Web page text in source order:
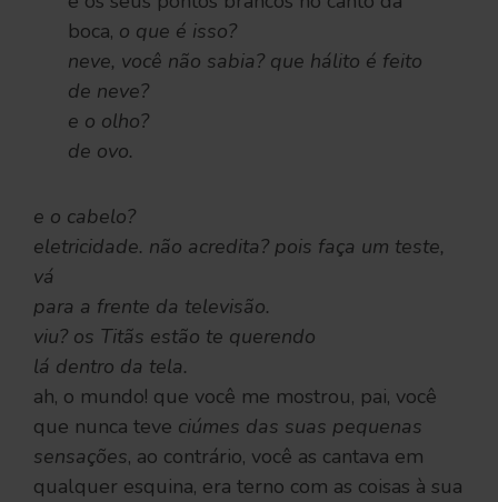
boca, o que é isso?
neve, você não sabia? que hálito é feito
de neve?
e o olho?
de ovo.
e o cabelo?
eletricidade. não acredita? pois faça um teste,
vá
para a frente da televisão.
viu? os Titãs estão te querendo
lá dentro da tela.
ah, o mundo! que você me mostrou, pai, você
que nunca teve ciúmes das suas pequenas
sensações, ao contrário, você as cantava em
qualquer esquina, era terno com as coisas à sua